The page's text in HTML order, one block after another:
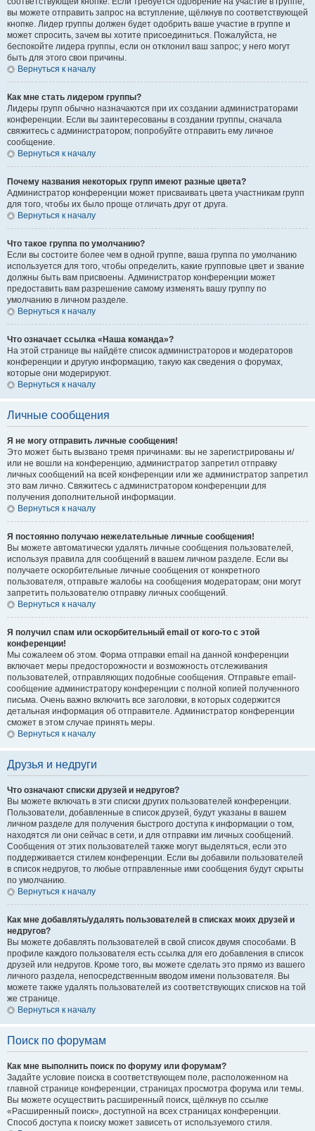
вы можете отправить запрос на вступление, щёлкнув по соответствующей
кнопке. Лидер группы должен будет одобрить ваше участие в группе и
может спросить, зачем вы хотите присоединиться. Пожалуйста, не
беспокойте лидера группы, если он отклонил ваш запрос; у него могут
быть для этого свои причины.
Вернуться к началу
Как мне стать лидером группы?
Лидеры групп обычно назначаются при их создании администраторами
конференции. Если вы заинтересованы в создании группы, сначала
свяжитесь с администратором; попробуйте отправить ему личное
сообщение.
Вернуться к началу
Почему названия некоторых групп имеют разные цвета?
Администратор конференции может присваивать цвета участникам групп
для того, чтобы их было проще отличать друг от друга.
Вернуться к началу
Что такое группа по умолчанию?
Если вы состоите более чем в одной группе, ваша группа по умолчанию
используется для того, чтобы определить, какие групповые цвет и звание
должны быть вам присвоены. Администратор конференции может
предоставить вам разрешение самому изменять вашу группу по
умолчанию в личном разделе.
Вернуться к началу
Что означает ссылка «Наша команда»?
На этой странице вы найдёте список администраторов и модераторов
конференции и другую информацию, такую как сведения о форумах,
которые они модерируют.
Вернуться к началу
Личные сообщения
Я не могу отправить личные сообщения!
Это может быть вызвано тремя причинами: вы не зарегистрированы и/
или не вошли на конференцию, администратор запретил отправку
личных сообщений на всей конференции или же администратор запретил
это вам лично. Свяжитесь с администратором конференции для
получения дополнительной информации.
Вернуться к началу
Я постоянно получаю нежелательные личные сообщения!
Вы можете автоматически удалять личные сообщения пользователей,
используя правила для сообщений в вашем личном разделе. Если вы
получаете оскорбительные личные сообщения от конкретного
пользователя, отправьте жалобы на сообщения модераторам; они могут
запретить пользователю отправку личных сообщений.
Вернуться к началу
Я получил спам или оскорбительный email от кого-то с этой
конференции!
Мы сожалеем об этом. Форма отправки email на данной конференции
включает меры предосторожности и возможность отслеживания
пользователей, отправляющих подобные сообщения. Отправьте email-
сообщение администратору конференции с полной копией полученного
письма. Очень важно включить все заголовки, в которых содержится
детальная информация об отправителе. Администратор конференции
сможет в этом случае принять меры.
Вернуться к началу
Друзья и недруги
Что означают списки друзей и недругов?
Вы можете включать в эти списки других пользователей конференции.
Пользователи, добавленные в список друзей, будут указаны в вашем
личном разделе для получения быстрого доступа к информации о том,
находятся ли они сейчас в сети, и для отправки им личных сообщений.
Сообщения от этих пользователей также могут выделяться, если это
поддерживается стилем конференции. Если вы добавили пользователей
в список недругов, то любые отправленные ими сообщения будут скрыты
по умолчанию.
Вернуться к началу
Как мне добавлять/удалять пользователей в списках моих друзей и
недругов?
Вы можете добавлять пользователей в свой список двумя способами. В
профиле каждого пользователя есть ссылка для его добавления в список
друзей или недругов. Кроме того, вы можете сделать это прямо из вашего
личного раздела, непосредственным вводом имени пользователя. Вы
можете также удалять пользователей из соответствующих списков на той
же странице.
Вернуться к началу
Поиск по форумам
Как мне выполнить поиск по форуму или форумам?
Задайте условие поиска в соответствующем поле, расположенном на
главной странице конференции, страницах просмотра форума или темы.
Вы можете осуществить расширенный поиск, щёлкнув по ссылке
«Расширенный поиск», доступной на всех страницах конференции.
Способ доступа к поиску может зависеть от используемого стиля.